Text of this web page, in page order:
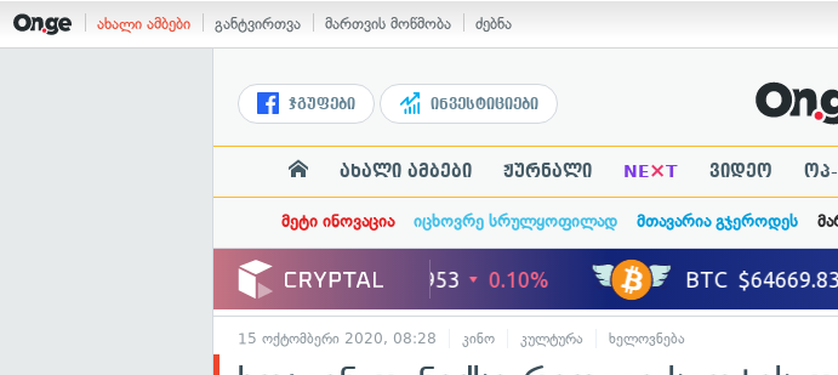
ახალი ამბები განტვირთვა მართვის მოწმობა ძებნა
ჯგუფები ინვესტიციები
ახალი ამბები ჟურნალი NE×T ვიდეო
მეტი ინოვაცია იცხოვრე სრულყოფილად მთავარია გჯეროდეს
15 ოქტომბერი 2020, 08:28 კინო კულტურა ხელოვნება